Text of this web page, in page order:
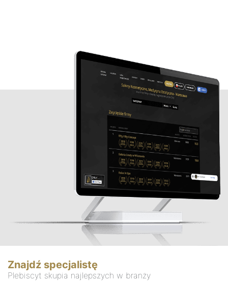
Znajdź specjalistę
Plebiscyt skupia najlepszych w branży